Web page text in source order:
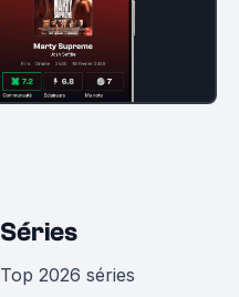
Séries
Top 2026 séries